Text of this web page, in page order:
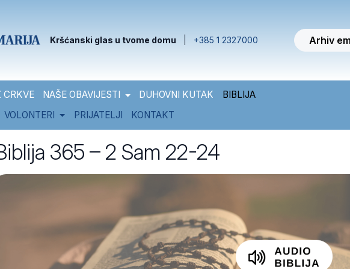
Kršćanski glas u tvome domu +385 1 2327000 Arhiv
CRKVE NAŠE OBAVIJESTI DUHOVNI KUTAK
BIBLIJA
VOLONTERI PRIJATELJI KONTAKT
365 – 2 Sam 22-24